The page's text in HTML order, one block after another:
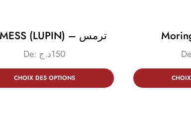
TERMESS (LUPIN) – ترمس
De: 150د.ج
CHOIX DES OPTIONS